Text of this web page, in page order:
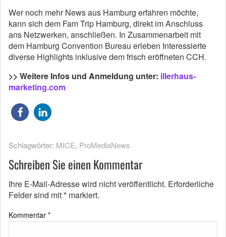
Wer noch mehr News aus Hamburg erfahren möchte,
kann sich dem Fam Trip Hamburg, direkt im Anschluss
ans Netzwerken, anschließen. In Zusammenarbeit mit
dem Hamburg Convention Bureau erleben Interessierte
diverse Highlights inklusive dem frisch eröffneten CCH.
>> Weitere Infos und Anmeldung unter: illerhaus-
marketing.com
Schlagwörter: MICE, ProMediaNews
Schreiben Sie einen Kommentar
Ihre E-Mail-Adresse wird nicht veröffentlicht. Erforderliche
Felder sind mit* markiert.
Kommentar *